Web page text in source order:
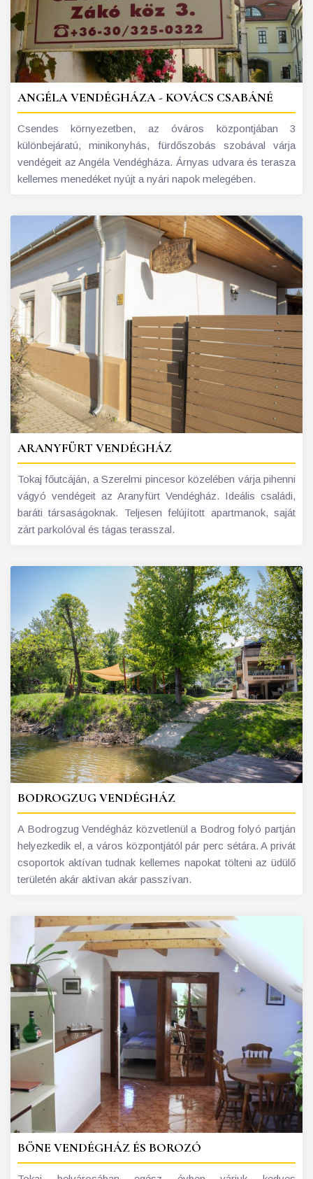
ANGÉLA VENDÉGHÁZA - KOVÁCS CSABÁNÉ
Csendes környezetben, az óváros központjában 3
különbejáratú, minikonyhás, fürdőszobás szobával várja
vendégeit az Angéla Vendégháza. Árnyas udvara és terasza
kellemes menedéket nyújt a nyári napok melegében.
ARANYFÜRT VENDÉGHÁZ
Tokaj főutcáján, a Szerelmi pincesor közelében várja pihenni
vágyó vendégeit az Aranyfürt Vendégház. Ideális családi,
baráti társaságoknak. Teljesen felújított apartmanok, saját
zárt parkolóval és tágas terasszal.
BODROGZUG VENDÉGHÁZ
A Bodrogzug Vendégház közvetlenül a Bodrog folyó partján
helyezkedik el, a város központjától pár perc sétára. A privát
csoportok aktívan tudnak kellemes napokat tölteni az üdülő
területén akár aktívan akár passzívan.
BÖNE VENDÉGHÁZ ÉS BOROZÓ